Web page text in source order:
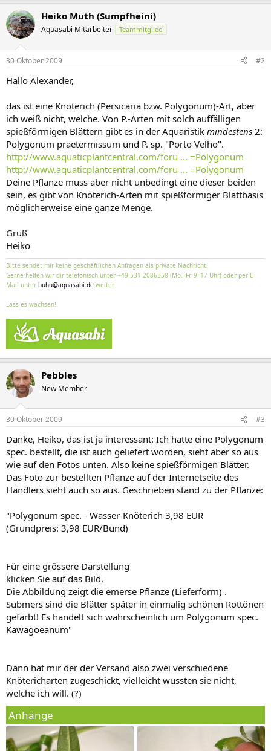
Heiko Muth (Sumpfheini)
Aquasabi Mitarbeiter Teammitglied
30 Oktober 2009 #2
Hallo Alexander,
das ist eine Knöterich (Persicaria bzw. Polygonum)-Art, aber
ich weiß nicht, welche. Von P.-Arten mit solch auffälligen
spießförmigen Blättern gibt es in der Aquaristik mindestens 2:
Polygonum praetermissum und P. sp. "Porto Velho".
http://www.aquaticplantcentral.com/foru ... =Polygonum
http://www.aquaticplantcentral.com/foru ... =Polygonum
Deine Pflanze muss aber nicht unbedingt eine dieser beiden
sein, es gibt von Knöterich-Arten mit spießförmiger Blattbasis
möglicherweise eine ganze Menge.
Gruß
Heiko
Bitte sendet mir keine geschäftlichen Anfragen als private Nachricht.
Gerne helfen wir dir telefonisch unter +49 531 2086358 (Mo.–Fr. 9–17 Uhr) oder per E-
Mail unter huhu@aquasabi.de weiter.
Lass es wachsen!
Pebbles
New Member
30 Oktober 2009 #3
Danke, Heiko, das ist ja interessant: Ich hatte eine Polygonum
spec. bestellt, die ist auch geliefert worden, sieht aber so aus
wie auf den Fotos unten. Also keine spießförmigen Blätter.
Das Foto zur bestellten Pflanze auf der Internetseite des
Händlers sieht auch so aus. Geschrieben stand zu der Pflanze:
"Polygonum spec. - Wasser-Knöterich 3,98 EUR
(Grundpreis: 3,98 EUR/Bund)
Für eine grössere Darstellung
klicken Sie auf das Bild.
Die Abbildung zeigt die emerse Pflanze (Lieferform) .
Submers sind die Blätter später in einmalig schönen Rottönen
gefärbt! Es handelt sich wahrscheinlich um Polygonum spec.
Kawagoeanum"
Dann hat mir der der Versand also zwei verschiedene
Knötericharten zugeschickt, vielleicht wussten sie nicht,
welche ich will. (?)
Anhänge